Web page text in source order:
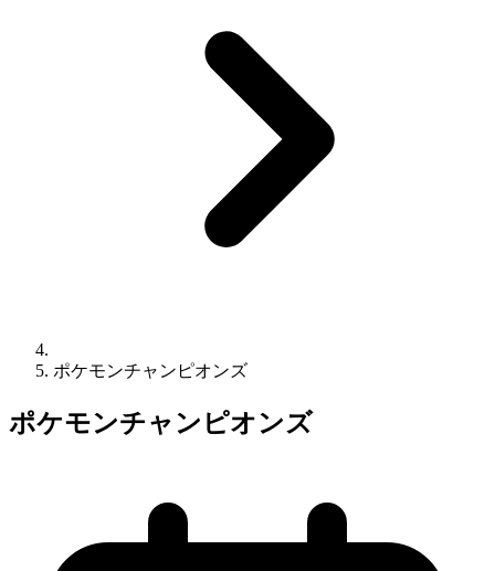
ポケモンチャンピオンズ
ポケモンチャンピオンズ